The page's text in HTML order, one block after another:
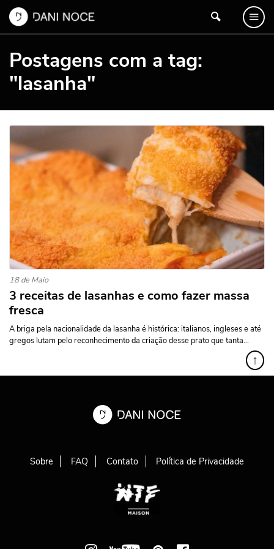
Postagens com a tag:
"lasanha"
18 de Maio
3 receitas de lasanhas e como fazer massa
fresca
A briga pela nacionalidade da lasanha é histórica: italianos, ingleses e até
gregos lutam pelo reconhecimento da criação desse prato que tanta...
↑
Sobre FAQ Contato Política de Privacidade